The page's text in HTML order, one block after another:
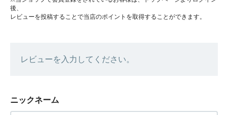
後、
レビューを投稿することで当店のポイントを取得することができます。
レビューを入力してください。
ニックネーム